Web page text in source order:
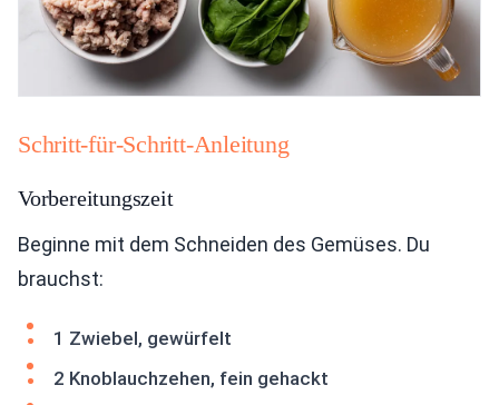
Schritt-für-Schritt-Anleitung
Vorbereitungszeit
Beginne mit dem Schneiden des Gemüses. Du
brauchst:
1 Zwiebel, gewürfelt
2 Knoblauchzehen, fein gehackt